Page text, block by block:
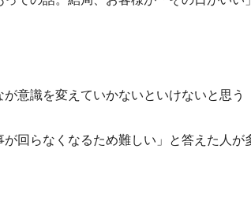
意識を変えていかないといけないと思う
回らなくなるため難しい」と答えた人が